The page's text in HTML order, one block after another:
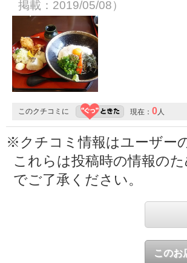
掲載：2019/05/08）
このクチコミに 現在： 0人
※クチコミ情報はユーザー
これらは投稿時の情報の
でご了承ください。
このお